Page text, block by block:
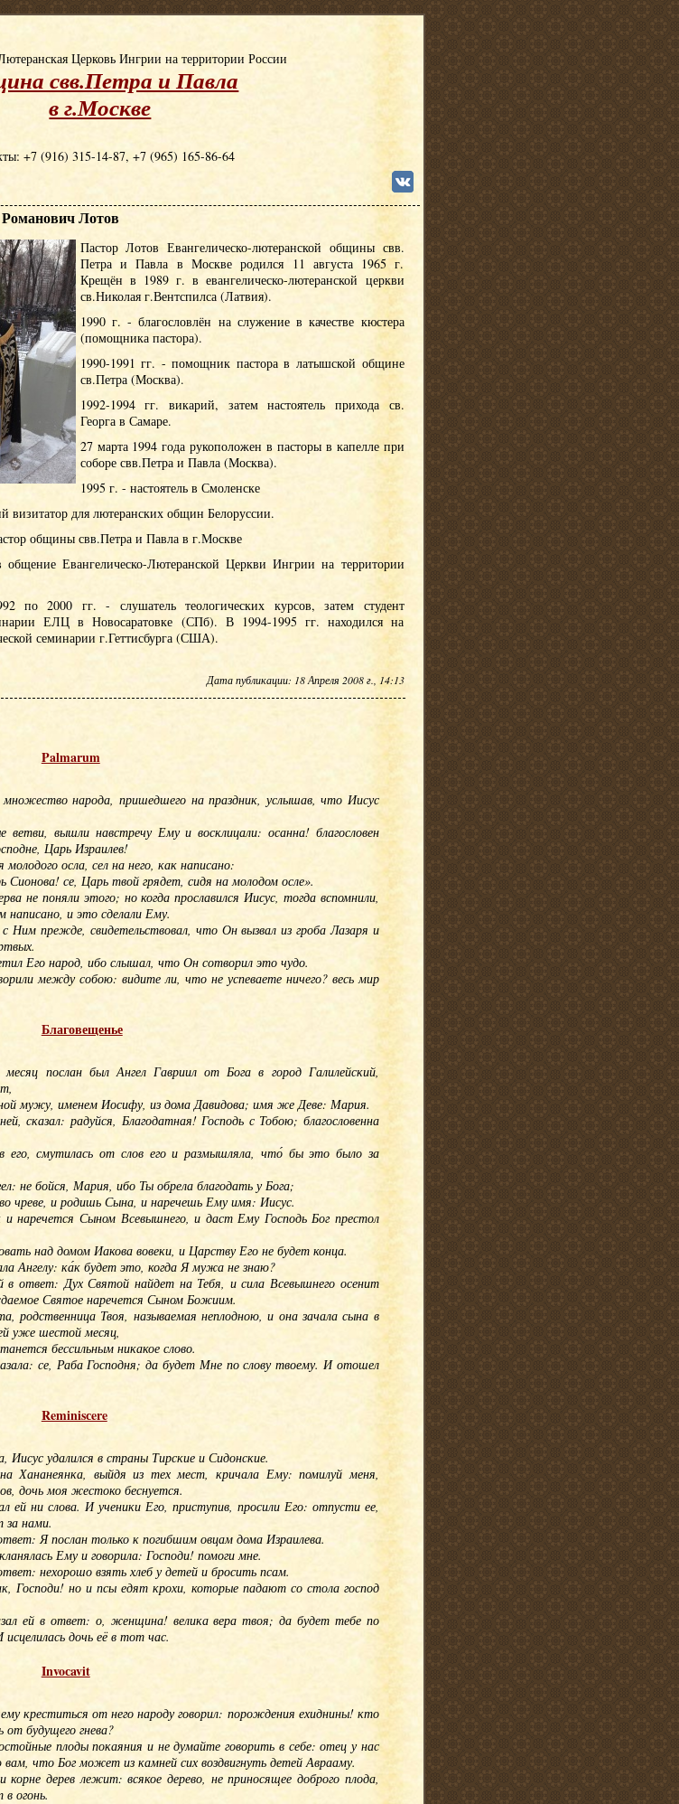
Церковь Ингрии на территории России
свв.Петра и Павла
в г.Москве
+7 (916) 315-14-87, +7 (965) 165-86-64
Лотов
Пастор Лотов Евангелическо-лютеранской общины свв.
Петра и Павла в Москве родился 11 августа 1965 г.
Крещён в 1989 г. в евангелическо-лютеранской церкви
св.Николая г.Вентспилса (Латвия).
1990 г. - благословлён на служение в качестве кюстера
(помощника пастора).
1990-1991 гг. - помощник пастора в латышской общине
св.Петра (Москва).
1992-1994 гг. викарий, затем настоятель прихода св.
Георга в Самаре.
27 марта 1994 года рукоположен в пасторы в капелле при
соборе свв.Петра и Павла (Москва).
1995 г. - настоятель в Смоленске
визитатор для лютеранских общин Белоруссии.
общины свв.Петра и Павла в г.Москве
Евангелическо-Лютеранской Церкви Ингрии на территории
по 2000 гг. - слушатель теологических курсов, затем студент
ЕЛЦ в Новосаратовке (СПб). В 1994-1995 гг. находился на
семинарии г.Геттисбурга (США).
Дата публикации: 18 Апреля 2008 г., 14:13
Palmarum
множество народа, пришедшего на праздник, услышав, что Иисус
ветви, вышли навстречу Ему и восклицали: осанна! благословен
Царь Израилев!
осла, сел на него, как написано:
Сионова! се, Царь твой грядет, сидя на молодом осле».
не поняли этого; но когда прославился Иисус, тогда вспомнили,
и это сделали Ему.
Ним прежде, свидетельствовал, что Он вызвал из гроба Лазаря и
Его народ, ибо слышал, что Он сотворил это чудо.
между собою: видите ли, что не успеваете ничего? весь мир
Благовещенье
послан был Ангел Гавриил от Бога в город Галилейский,
мужу, именем Иосифу, из дома Давидова; имя же Деве: Мария.
сказал: радуйся, Благодатная! Господь с Тобою; благословенна
его, смутилась от слов его и размышляла, что́ бы это было за
не бойся, Мария, ибо Ты обрела благодать у Бога;
чреве, и родишь Сына, и наречешь Ему имя: Иисус.
и наречется Сыном Всевышнего, и даст Ему Господь Бог престол
над домом Иакова вовеки, и Царству Его не будет конца.
Ангелу: ка́к будет это, когда Я мужа не знаю?
в ответ: Дух Святой найдет на Тебя, и сила Всевышнего осенит
Святое наречется Сыном Божиим.
родственница Твоя, называемая неплодною, и она зачала сына в
уже шестой месяц,
бессильным никакое слово.
се, Раба Господня; да будет Мне по слову твоему. И отошел
Reminisсere
удалился в страны Тирские и Сидонские.
Хананеянка, выйдя из тех мест, кричала Ему: помилуй меня,
дочь моя жестоко беснуется.
ей ни слова. И ученики Его, приступив, просили Его: отпусти ее,
за нами.
Я послан только к погибшим овцам дома Израилева.
Ему и говорила: Господи! помоги мне.
нехорошо взять хлеб у детей и бросить псам.
Господи! но и псы едят крохи, которые падают со стола господ
ей в ответ: о, женщина! велика вера твоя; да будет тебе по
дочь её в тот час.
Invoсavit
креститься от него народу говорил: порождения ехиднины! кто
будущего гнева?
плоды покаяния и не думайте говорить в себе: отец у нас
что Бог может из камней сих воздвигнуть детей Аврааму.
дерев лежит: всякое дерево, не приносящее доброго плода,
огонь.